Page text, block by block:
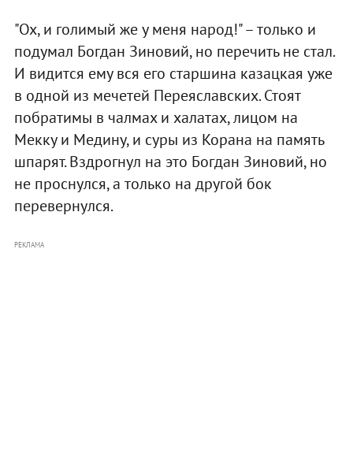
"Ох, и голимый же у меня народ!" – только и
подумал Богдан Зиновий, но перечить не стал.
И видится ему вся его старшина казацкая уже
в одной из мечетей Переяславских. Стоят
побратимы в чалмах и халатах, лицом на
Мекку и Медину, и суры из Корана на память
шпарят. Вздрогнул на это Богдан Зиновий, но
не проснулся, а только на другой бок
перевернулся.
РЕКЛАМА